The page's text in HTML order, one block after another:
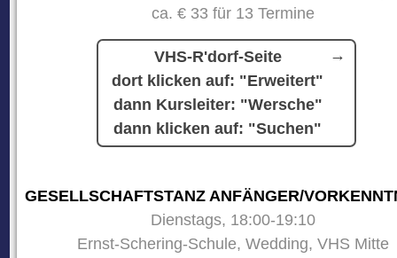
ca. € 33 für 13 Termine
VHS-R'dorf-Seite
dort klicken auf: "Erweitert"
dann Kursleiter: "Wersche"
dann klicken auf: "Suchen"
GESELLSCHAFTSTANZ ANFÄNGER/
Dienstags, 18:00-19:10
Ernst-Schering-Schule, Wedding, VHS Mitte